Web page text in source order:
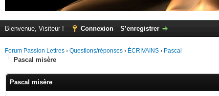
Bienvenue, Visiteur ! Connexion S’enregistrer
Forum Passion Lettres › Questions/réponses › ÉCRIVAINS › Pascal
Pascal misère
Pascal misère